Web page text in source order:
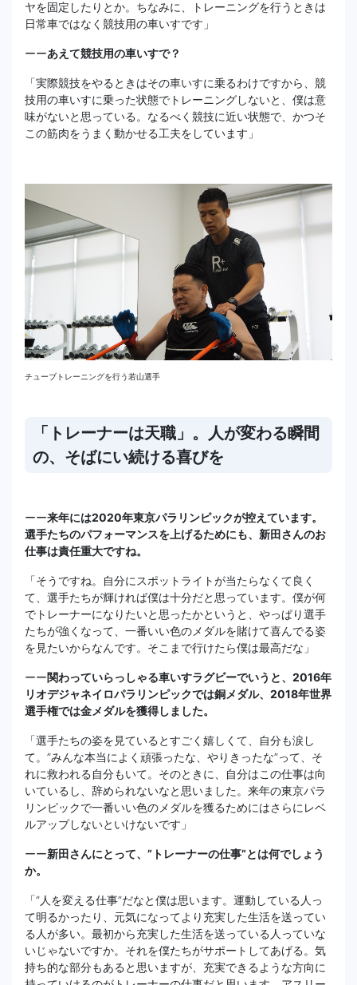
ヤを固定したりとか。ちなみに、トレーニングを行うときは
日常車ではなく競技用の車いすです」
ーーあえて競技用の車いすで？
「実際競技をやるときはその車いすに乗るわけですから、競
技用の車いすに乗った状態でトレーニングしないと、僕は意
味がないと思っている。なるべく競技に近い状態で、かつそ
この筋肉をうまく動かせる工夫をしています」
チューブトレーニングを行う若山選手
「トレーナーは天職」。人が変わる瞬間
の、そばにい続ける喜びを
ーー来年には2020年東京パラリンピックが控えています。
選手たちのパフォーマンスを上げるためにも、新田さんのお
仕事は責任重大ですね。
「そうですね。自分にスポットライトが当たらなくて良く
て、選手たちが輝ければ僕は十分だと思っています。僕が何
でトレーナーになりたいと思ったかというと、やっぱり選手
たちが強くなって、一番いい色のメダルを賭けて喜んでる姿
を見たいからなんです。そこまで行けたら僕は最高だな」
ーー関わっていらっしゃる車いすラグビーでいうと、2016年
リオデジャネイロパラリンピックでは銅メダル、2018年世界
選手権では金メダルを獲得しました。
「選手たちの姿を見ているとすごく嬉しくて、自分も涙し
て。”みんな本当によく頑張ったな、やりきったな”って、そ
れに救われる自分もいて。そのときに、自分はこの仕事は向
いているし、辞められないなと思いました。来年の東京パラ
リンピックで一番いい色のメダルを獲るためにはさらにレベ
ルアップしないといけないです」
ーー新田さんにとって、”トレーナーの仕事”とは何でしょう
か。
「”人を変える仕事”だなと僕は思います。運動している人っ
て明るかったり、元気になってより充実した生活を送ってい
る人が多い。最初から充実した生活を送っている人っていな
いじゃないですか。それを僕たちがサポートしてあげる。気
持ち的な部分もあると思いますが、充実できるような方向に